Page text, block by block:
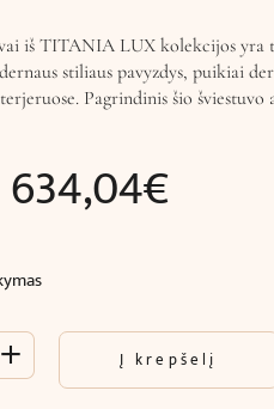
iš TITANIA LUX kolekcijos yra
stiliaus pavyzdys, puikiai
Pagrindinis šio šviestuvo
634,04€
+ Į krepšelį